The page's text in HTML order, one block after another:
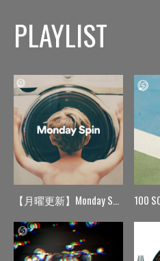
PLAYLIST
【月曜更新】Monday Spin 100